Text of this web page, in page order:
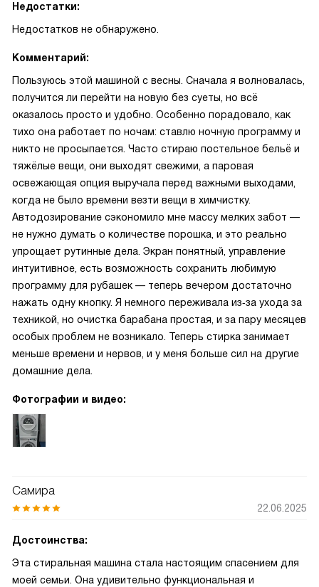
Недостатки:
Недостатков не обнаружено.
Комментарий:
Пользуюсь этой машиной с весны. Сначала я волновалась,
получится ли перейти на новую без суеты, но всё
оказалось просто и удобно. Особенно порадовало, как
тихо она работает по ночам: ставлю ночную программу и
никто не просыпается. Часто стираю постельное бельё и
тяжёлые вещи, они выходят свежими, а паровая
освежающая опция выручала перед важными выходами,
когда не было времени везти вещи в химчистку.
Автодозирование сэкономило мне массу мелких забот —
не нужно думать о количестве порошка, и это реально
упрощает рутинные дела. Экран понятный, управление
интуитивное, есть возможность сохранить любимую
программу для рубашек — теперь вечером достаточно
нажать одну кнопку. Я немного переживала из‑за ухода за
техникой, но очистка барабана простая, и за пару месяцев
особых проблем не возникало. Теперь стирка занимает
меньше времени и нервов, и у меня больше сил на другие
домашние дела.
Фотографии и видео:
Самира
22.06.2025
Достоинства:
Эта стиральная машина стала настоящим спасением для
моей семьи. Она удивительно функциональная и